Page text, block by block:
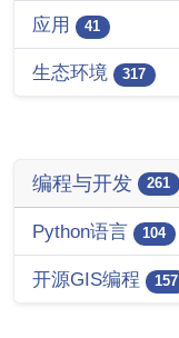
应用 41
生态环境 317
编程与开发 261
Python语言 104
开源GIS编程 157